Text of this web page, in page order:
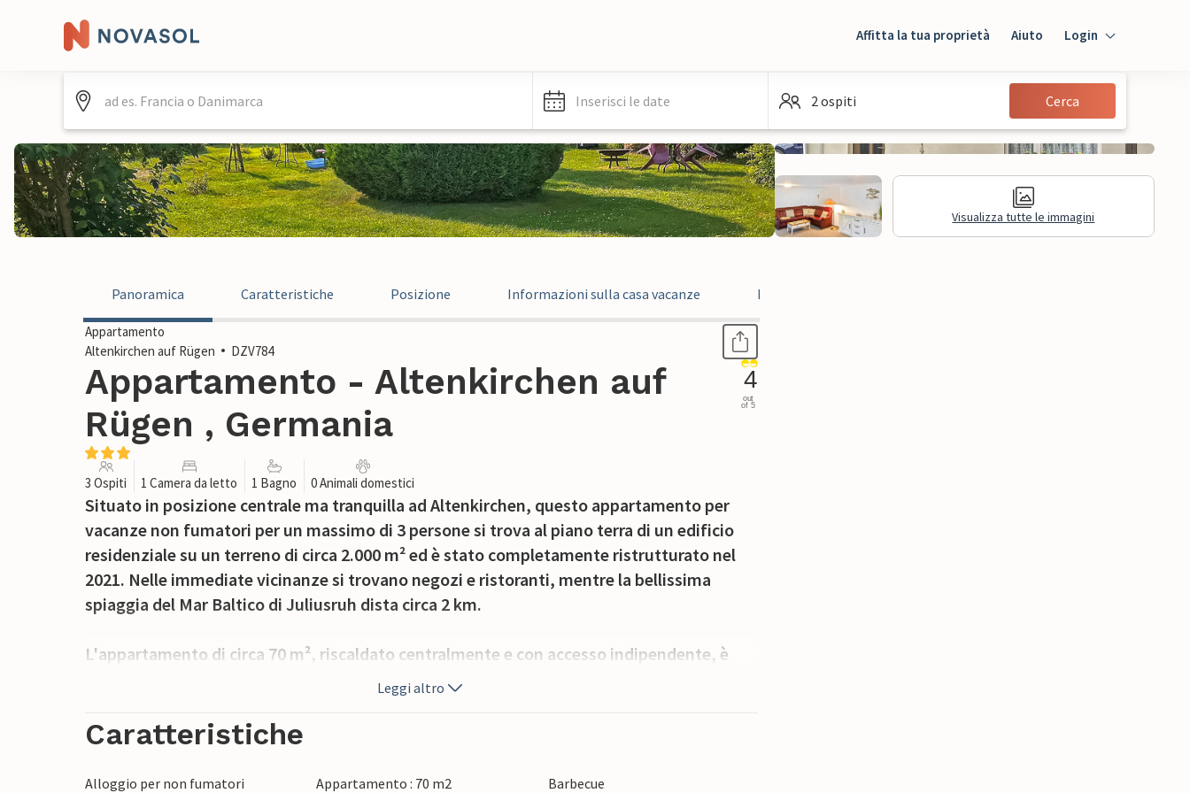
Affitta la tua proprietà Aiuto Login
Ospiti
Inserisci le date 2 ospiti Cerca
Visualizza tutte le immagini
Panoramica Caratteristiche Posizione Informazioni sulla casa vacanze Recensioni
Appartamento
Altenkirchen auf Rügen
DZV784
Appartamento - Altenkirchen auf
Rügen , Germania
4
out
of 5
3 Ospiti 1 Camera da letto 1 Bagno 0 Animali domestici
Situato in posizione centrale ma tranquilla ad Altenkirchen, questo appartamento per
vacanze non fumatori per un massimo di 3 persone si trova al piano terra di un edificio
residenziale su un terreno di circa 2.000 m² ed è stato completamente ristrutturato nel
2021. Nelle immediate vicinanze si trovano negozi e ristoranti, mentre la bellissima
spiaggia del Mar Baltico di Juliusruh dista circa 2 km.
L'appartamento di circa 70 m², riscaldato centralmente e con accesso indipendente, è
composto da un ampio soggiorno (divano letto per 1 persona, tavolo da pranzo, TV a
schermo piatto, radio-CD player), una camera da letto (letto matrimoniale, TV a schermo
piatto), una cucina (fornello elettrico con forno, frigorifero con congelatore,
bagno (doccia, WC). A disposizione anche una terrazza arredata, barbecue, parcheggio,
Leggi altro
Caratteristiche
Alloggio per non fumatori Appartamento : 70 m2
Barbecue